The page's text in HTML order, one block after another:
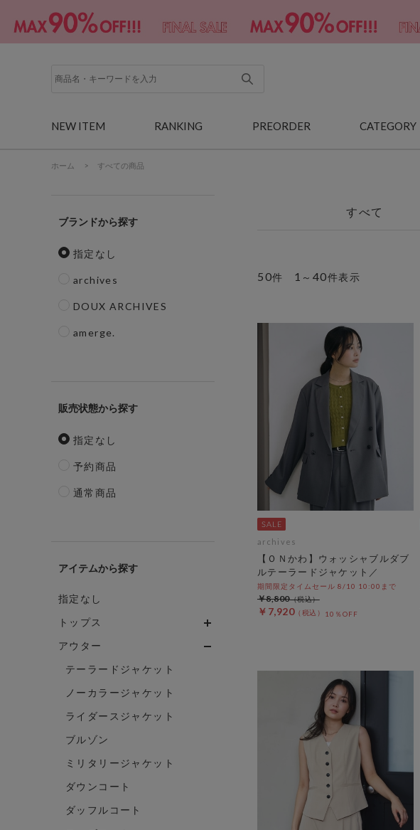
NEW ITEM RANKING PREORDER CATEGORY
ホーム > すべての商品
ブランド
指定なし
archives
DOUX ARCHIVES
amerge.
販売状態
指定なし
予約商品
通常商品
アイテム
指定なし
トップス
アウター
テーラードジャケット
ノーカラージャケット
ライダースジャケット
ブルゾン
ミリタリージャケット
ダウンコート
ダッフルコート
すべて
50件 1 ～ 40件表示
archives
【ＯＮかわ】ウォッシャブルダブ
ルテーラードジャケット／
期間限定タイムセール 8/10 10:00まで
￥7,920 10％OFF
￥8,800